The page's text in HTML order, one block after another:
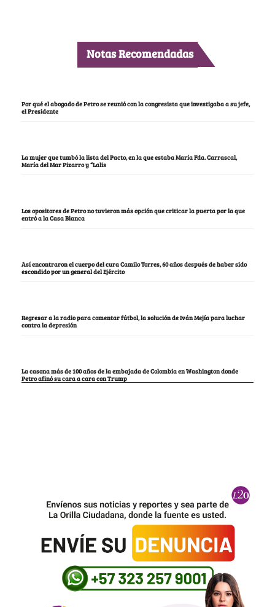
Notas Recomendadas
Por qué el abogado de Petro se reunió con la congresista que investigaba a su jefe,
el Presidente
La mujer que tumbó la lista del Pacto, en la que estaba María Fda. Carrascal,
María del Mar Pizarro y “Lalis
Los opositores de Petro no tuvieron más opción que criticar la puerta por la que
entró a la Casa Blanca
Así encontraron el cuerpo del cura Camilo Torres, 60 años después de haber sido
escondido por un general del Ejército
Regresar a la radio para comentar fútbol, la solución de Iván Mejía para luchar
contra la depresión
La casona más de 100 años de la embajada de Colombia en Washington donde
Petro afinó su cara a cara con Trump